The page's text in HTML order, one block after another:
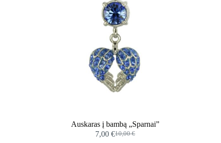
Auskaras į bambą „Sparnai”
10,00€
Original
7,00€Current